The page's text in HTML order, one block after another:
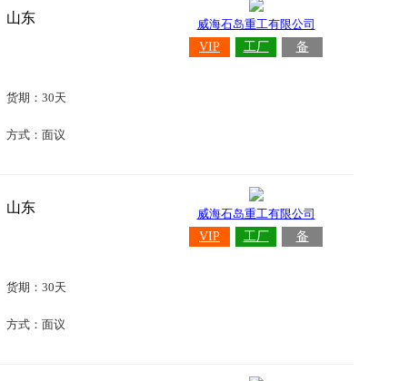
山东
货期：30天
方式：面议
威海石岛重工有限公司
VIP
工厂 备
山东
货期：30天
方式：面议
威海石岛重工有限公司
VIP
工厂 备